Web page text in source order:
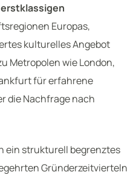
erstklassigen
Europas,
kulturelles Angebot
Metropolen wie London,
für erfahrene
die Nachfrage nach
ein strukturell begrenztes
Gründerzeitvierteln